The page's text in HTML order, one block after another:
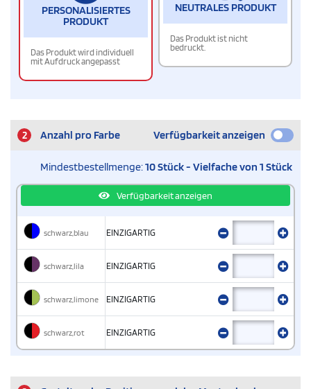
PERSONALISIERTES
PRODUKT
Das Produkt wird individuell
mit Aufdruck angepasst
NEUTRALES PRODUKT
Das Produkt ist nicht
bedruckt.
2 Anzahl pro Farbe Verfügbarkeit anzeigen
Mindestbestellmenge:10 Stück - Vielfache von 1 Stück
Verfügbarkeit anzeigen
schwarz,blau EINZIGARTIG
schwarz,lila EINZIGARTIG
schwarz,limone EINZIGARTIG
schwarz,rot EINZIGARTIG